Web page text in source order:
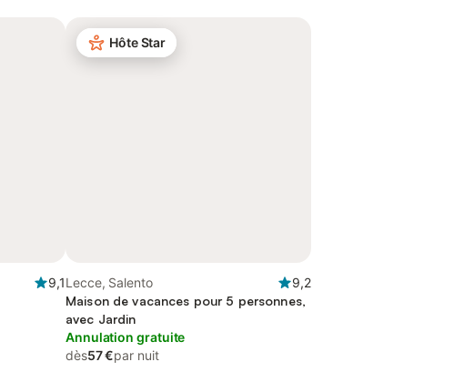
9,1
Hôte Star
Lecce, Salento
9,2
Maison de vacances pour 5 personnes,
avec Jardin
Annulation gratuite
dès57 €par nuit